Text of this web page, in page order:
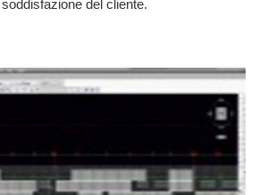
del cliente.